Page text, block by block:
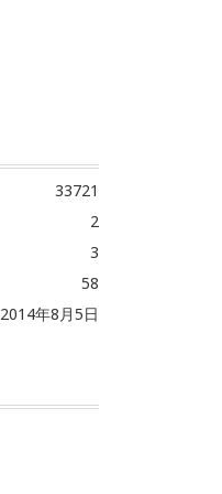
33721
2
3
58
2014年8月5日